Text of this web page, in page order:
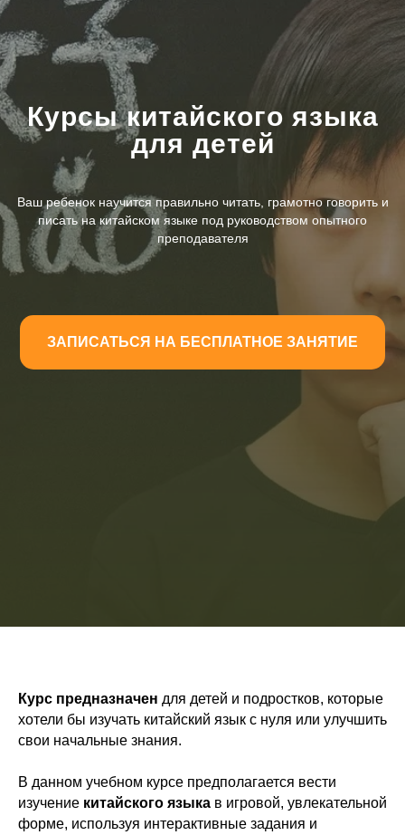
Курсы китайского языка
для детей
Ваш ребенок научится правильно читать, грамотно говорить и
писать на китайском языке под руководством опытного
преподавателя
ЗАПИСАТЬСЯ НА БЕСПЛАТНОЕ ЗАНЯТИЕ
Курс предназначен для детей и подростков, которые
хотели бы изучать китайский язык с нуля или улучшить
свои начальные знания.
В данном учебном курсе предполагается вести
изучение китайского языка в игровой, увлекательной
форме, используя интерактивные задания и